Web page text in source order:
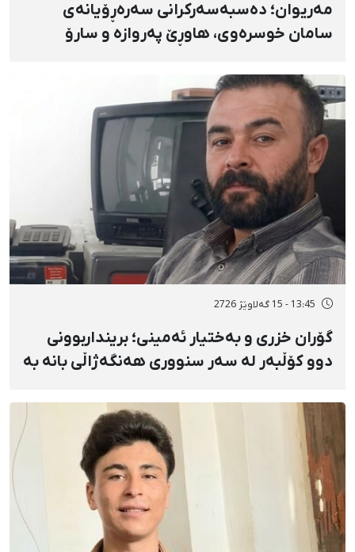
مەریوان؛ دەسبەسەرکرانی سەرەڕۆیانەی
سامان خوسرەوی، هاوڕێ پەروازە و سارۆ
گواستنەوەیان بۆ شوێنێکی نادیار
13:45 - 15 گەلاوێژ 2726
گۆران خزری و بەختیار ئەمینی؛ برینداربوونی
دوو کۆڵبەر لە سەر سنووری هەنگەژاڵی بانه بە
تەقینەوەی مین